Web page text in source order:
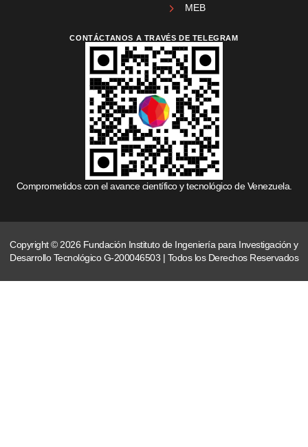
MEB
CONTÁCTANOS A TRAVÉS DE TELEGRAM
Comprometidos con el avance científico y tecnológico de Venezuela.
Copyright © 2026 Fundación Instituto de Ingeniería para Investigación y
Desarrollo Tecnológico G-200046503 | Todos los Derechos Reservados